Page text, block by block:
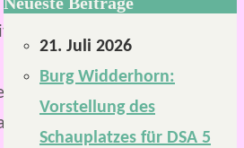
21. Juli 2026
Burg Widderhorn:
Vorstellung des
Schauplatzes für DSA 5